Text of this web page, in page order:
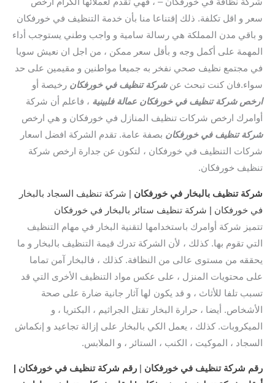
سعر و اقل تكلفة. ذلك إقتناعا منا بأن خدمة التنظيف في خورفكان
و باقي مدن المملكة هي رسالة سامية و واجب وطني يستوجب أداء
المهمة على أكمل وجه و بأقل سعر ممكن ، من اجل ان نعيش سويا
في مجتمع نظيف صحي نفخر به جميعا مواطنين و مقيمين على حد
سواء.فان كنت تبحث عنشركة تنظيف في خورفكان رخيصة أو
ارخص شركة تنظيف في خورفكان عمالة فلبينية ، فاعلم أن شركة
أوامرك ارخص شركات تنظيف المنازل في خورفكان و هي ارخص
شركة تنظيف في خورفكان بصفة عامة. تقدم الشركة افضل اسعار
شركات التنظيف في خورفكان ، لتكون عن جدارة ارخص شركة
تنظيف خورفكان.
شركة تنظيف بالبخار في خورفكان | شركة تنظيف السجاد بالبخار
في خورفكان | شركة تنظيف ستائر بالبخار في خورفكان
تتميز شركة أوامرك باستخدامها لتقنية البخار في مهام التنظيف
التي تقوم بها. كذلك ، لأن الشركة تدرك قيمة التنظيف بالبخار و ما
يحققه من مستوى عالى من النظافة. كذلك ، فالبخار آمن تماما
على محتويات المنزل ، على عكس مواد التنظيف الأخرى التي قد
تسبب تلفا للأثاث ، و قد يكون لها آثار جانية ضارة على صحة
الأشخاص. أيضا ، حرارة البخار تقتل الجراثيم ، البكتريا ، و
الميكروبات. كذلك ، يعمل الكي بالبخار على إزالة تجاعيد و إنكماش
السجاد ، الموكيت ، الكنب ، الستائر ، و الملابس.
رقم شركة تنظيف في خورفكان
رقم شركة تنظيف في خورفكان |